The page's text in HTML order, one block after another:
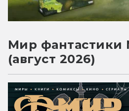
Мир фантастики
(август 2026)